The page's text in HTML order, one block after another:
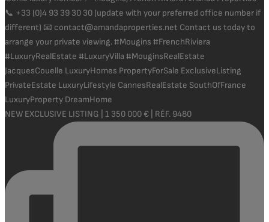
NEW EXCLUSIVE LISTING | 1 350 000 € | RÉF. 9480